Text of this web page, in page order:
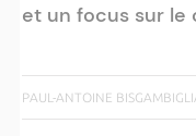
et un focus sur le
PAUL-ANTOINE